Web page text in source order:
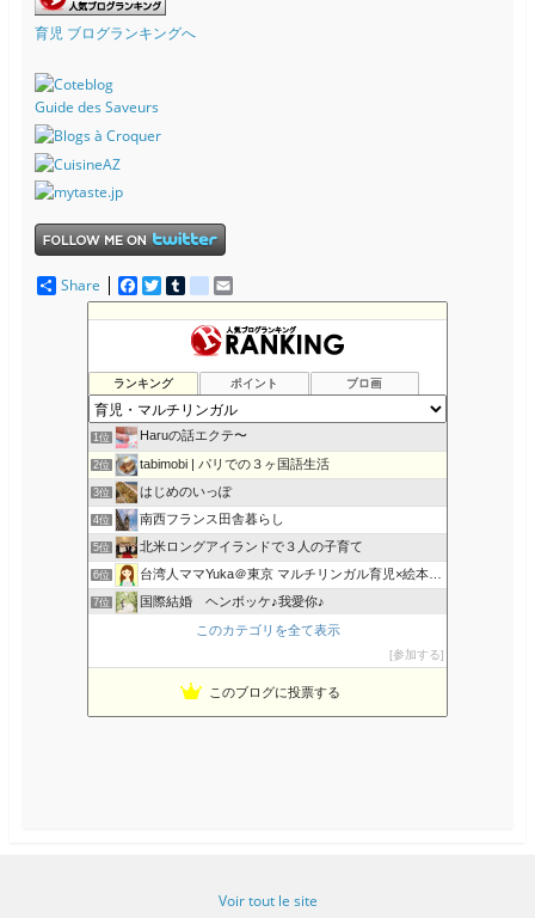
育児 ブログランキングへ
Guide des Saveurs
Share
F
a
c
o
o
k
T
w
i
e
r
T
u
m
b
d
e
l
i
c
o
u
s
m
a
i
l
ランキング ポイント ブロ画
1位 Haruの話エクテ〜
2位 tabimobi | パリでの３ヶ国語生活
3位 はじめのいっぽ
4位 南西フランス田舎暮らし
5位 北米ロングアイランドで３人の子育て
6位 台湾人ママYuka＠東京 マルチリンガル育児×絵本×知育
7位 国際結婚 ヘンボッケ♪我愛你♪
香港でマルチリンガル育児
海外暮らし、風の吹くまま気の向くままに♪
このカテゴリを全て表示
参加する
このブログに投票する
Voir tout le site